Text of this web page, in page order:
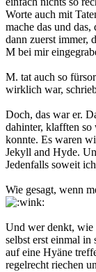
Worte auch mit
mache das und
dann zuerst immer,
M bei mir
M. tat auch so
wirklich war,
Doch, das war er.
dahinter, klafften so
konnte. Es waren
Jekyll and Hyde.
Jedenfalls soweit
Wie gesagt, wenn
Und wer denkt, wie
selbst erst einmal in
auf eine Hyäne
regelrecht riechen